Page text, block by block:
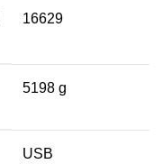
16629
5198 g
USB